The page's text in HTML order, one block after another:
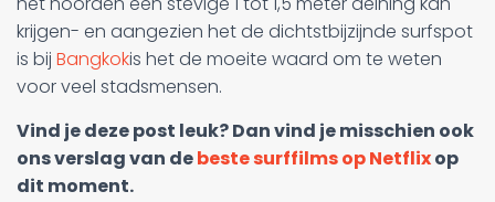
krijgen- en aangezien het de dichtstbijzijnde surfspot
is bij Bangkokis het de moeite waard om te weten
voor veel stadsmensen.
Vind je deze post leuk? Dan vind je misschien ook
ons verslag van debeste surffilms op Netflixop
dit moment.